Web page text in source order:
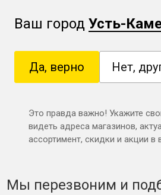
Ваш город Усть-
Да, верно Нет,
Это правда важно! Укажите
видеть адреса магазинов,
ассортимент, скидки и акции в
Мы перезвоним и